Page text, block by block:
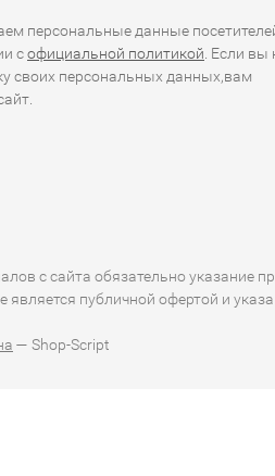
персональные данные
софициальной политикой . Если вы
своих персональных данных,вам
с сайта обязательно указание
является публичной офертой и
— Shop-Script